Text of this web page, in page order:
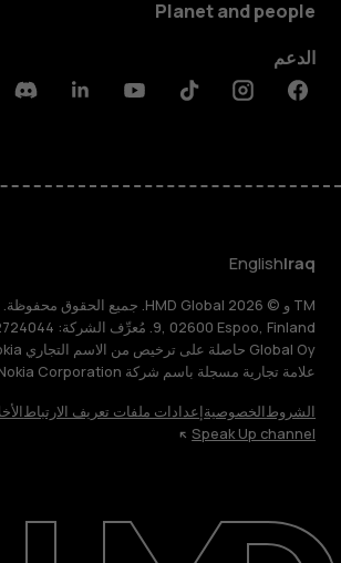
حول
Planet and people
الدعم
Facebook
Instagram
Tiktok
Youtube
Linkedin
Iraq
English
علامة تجارية مسجلة باسم شركة Nokia Corporation.
الشروطالخصوصيةإعدادات ملفات تعريف الارتباط
Speak Up channel